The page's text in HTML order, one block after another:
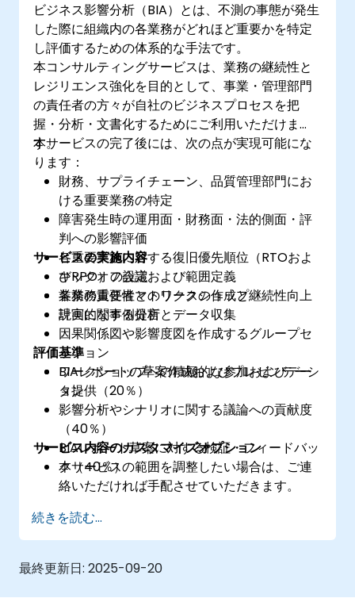
ビジネス影響分析（BIA）とは、不測の事態が発生
した際に組織内の各業務がどれほど重要かを特定
し評価するための体系的な手法です。
本コンサルティングサービスは、業務の継続性と
レジリエンス強化を目的として、事業・管理部門
の責任者の方々が自社のビジネスプロセスを把
握・分析・文書化するためにご利用いただけま
す。
本サービスの完了後には、次の点が実現可能にな
ります：
財務、サプライチェーン、品質管理部門にお
ける重要業務の特定
障害発生時の運用面・財務面・法的側面・評
判への影響評価
各重要業務に対する復旧優先順位（RTOおよ
びRPO）の設定
業務の重要性マトリクスの作成と継続性向上
計画に関する提言
サービスの実施内容
キックオフ会議および範囲定義
各業務責任者とのワークショップ
現実的な事例分析とデータ収集
因果関係図や影響度図を作成するグループセ
ッション
BIAレポートの草案作成およびプレゼンテーシ
ョン
評価基準
ワークショップへの積極的な参加およびデー
タ提供（20％）
影響分析やシナリオに関する議論への貢献度
（40％）
BIAレポート草案に対する検証・フィードバッ
ク（40％）
サービス内容のカスタマイズオプション
本サービスの範囲を調整したい場合は、ご連
絡いただければ手配させていただきます。
続きを読む...
最終更新日: 2025-09-20